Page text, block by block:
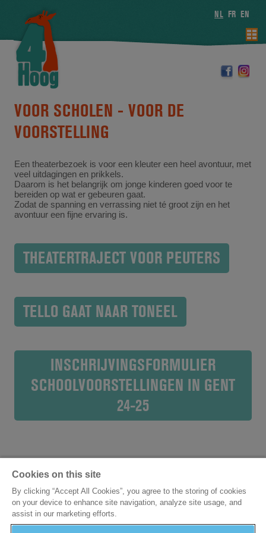
NL FR EN
VOOR SCHOLEN - VOOR DE
VOORSTELLING
Een theaterbezoek is voor een kleuter een heel avontuur, met
veel uitdagingen en prikkels.
Daarom is het belangrijk om jonge kinderen goed voor te
bereiden op wat er gebeuren gaat.
Zodat de spanning en verrassing niet té groot zijn en het
avontuur een fijne ervaring is.
THEATERTRAJECT VOOR PEUTERS
TELLO GAAT NAAR TONEEL
INSCHRIJVINGSFORMULIER
SCHOOLVOORSTELLINGEN IN GENT
24-25
Cookies on this site
By clicking “Accept All Cookies”, you agree to the storing of cookies
on your device to enhance site navigation, analyze site usage, and
assist in our marketing efforts.